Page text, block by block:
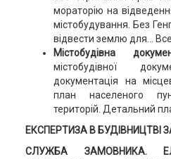
мораторію на
містобудування. Без
відвести землю для...
Містобудівна
містобудівної
документація на
план населеного
територій. Детальний
ЕКСПЕРТИЗА В
СЛУЖБА ЗАМОВНИКА.